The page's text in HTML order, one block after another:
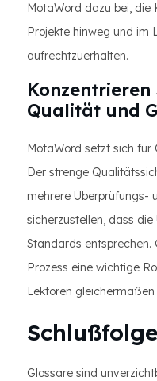
MotaWord dazu bei, die
Projekte hinweg und im
aufrechtzuerhalten.
Konzentrieren
Qualität und
MotaWord setzt sich für
Der strenge
mehrere Überprüfungs-
sicherzustellen, dass
Standards entsprechen.
Prozess eine wichtige
Lektoren
Glossare sind